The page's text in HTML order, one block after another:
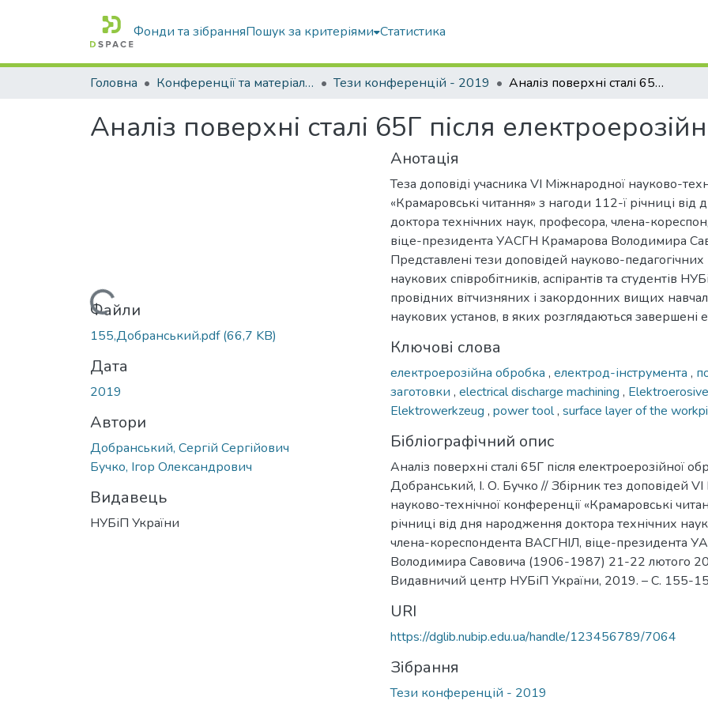
Фонди та зібранняПошук за критеріями Статистика
Головна Конференції та матеріали конференцій Тези конференцій - 2019 Аналіз поверхні сталі 65Г після електроерозійної обробки
Аналіз поверхні сталі 65Г після
Вантажиться...
Файли
155,Добранський.pdf(66,7 KB)
Дата
2019
Автори
Добранський, Сергій Сергійович
Бучко, Ігор Олександрович
Видавець
НУБіП України
Анотація
Теза доповіді учасника VI Міжнародної науково-
«Крамаровські читання» з нагоди 112-ї річниці
доктора технічних наук, професора, члена-
віце-президента УАСГН Крамарова Володимира
Представлені тези доповідей науково-педагогічних
наукових співробітників, аспірантів та студентів
провідних вітчизняних і закордонних вищих
наукових установ, в яких розглядаються завершені
Ключові слова
електроерозійна обробка , електрод-інструмента ,
заготовки , electrical discharge machining ,
Elektrowerkzeug , power tool, surface layer of the
Бібліографічний опис
Аналіз поверхні сталі 65Г після електроерозійної
Добранський, І. О. Бучко // Збірник тез доповідей
науково-технічної конференції «Крамаровські
річниці від дня народження доктора технічних
члена-кореспондента ВАСГНІЛ, віце-президента
Володимира Савовича (1906-1987) 21-22 лютого
Видавничий центр НУБіП України, 2019. – C. 155-
URI
https://dglib.nubip.edu.ua/handle/123456789/7064
Зібрання
Тези конференцій - 2019